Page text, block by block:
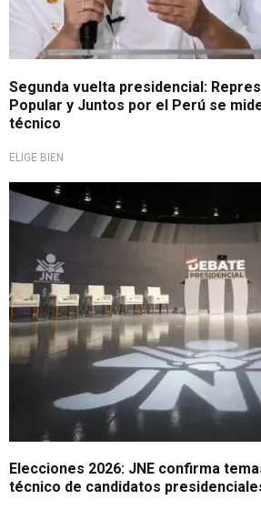
Segunda vuelta presidencial:
Popular y Juntos por el Perú se
técnico
ELIGE BIEN
Todo definido
Elecciones 2026: JNE confirma
técnico de candidatos